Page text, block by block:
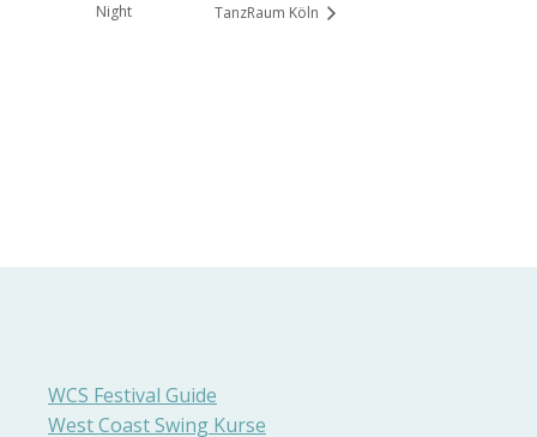
Night
TanzRaum Köln
WCS Festival Guide
West Coast Swing Kurse